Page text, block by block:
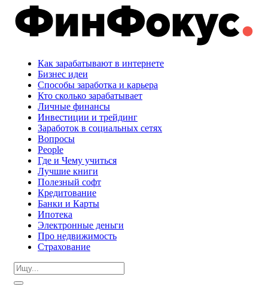
Как зарабатывают в интернете
Бизнес идеи
Способы заработка и карьера
Кто сколько зарабатывает
Личные финансы
Инвестиции и трейдинг
Заработок в социальных сетях
Вопросы
People
Где и Чему учиться
Лучшие книги
Полезный софт
Кредитование
Банки и Карты
Ипотека
Электронные деньги
Про недвижимость
Страхование